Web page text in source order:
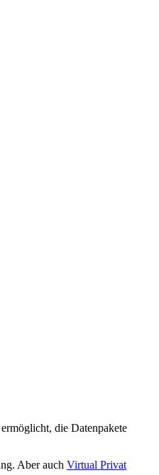
die Datenpakete
Aber auch Virtual Privat